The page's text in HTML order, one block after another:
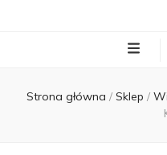
Strona główna / Sklep /